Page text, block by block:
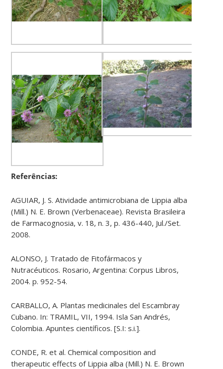
Referências:
AGUIAR, J. S. Atividade antimicrobiana de Lippia alba
(Mill.) N. E. Brown (Verbenaceae). Revista Brasileira
de Farmacognosia, v. 18, n. 3, p. 436-440, Jul./Set.
2008.
ALONSO, J. Tratado de Fitofármacos y
Nutracéuticos. Rosario, Argentina: Corpus Libros,
2004. p. 952-54.
CARBALLO, A. Plantas medicinales del Escambray
Cubano. In: TRAMIL, VII, 1994. Isla San Andrés,
Colombia. Apuntes científicos. [S.I: s.i.].
CONDE, R. et al. Chemical composition and
therapeutic effects of Lippia alba (Mill.) N. E. Brown